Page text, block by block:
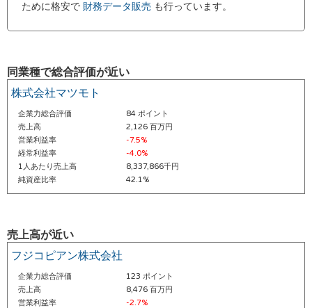
ために格安で 財務データ販売 も行っています。
同業種で総合評価が近い
株式会社マツモト
企業力総合評価
84 ポイント
売上高
2,126 百万円
営業利益率
-7.5%
経常利益率
-4.0%
1人あたり売上高
8,337,866千円
純資産比率
42.1%
売上高が近い
フジコピアン株式会社
企業力総合評価
123 ポイント
売上高
8,476 百万円
営業利益率
-2.7%